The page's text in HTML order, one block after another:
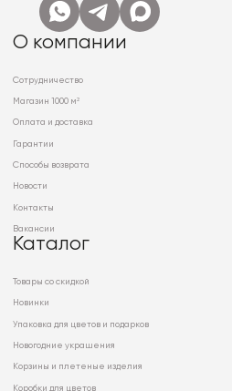
О компании
Сотрудничество
Магазин 1000 м²
Оплата и доставка
Гарантии
Способы возврата
Новости
Контакты
Вакансии
Каталог
Товары со скидкой
Новинки
Упаковка для цветов и подарков
Новогодние украшения
Корзины и плетеные изделия
Коробки для цветов